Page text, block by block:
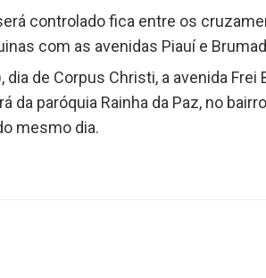
controlado fica entre os
com as avenidas Piauí e
de Corpus Christi, a avenida
da paróquia Rainha da Paz, no
mesmo dia.